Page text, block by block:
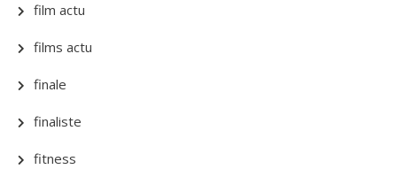
film actu
films actu
finale
finaliste
fitness